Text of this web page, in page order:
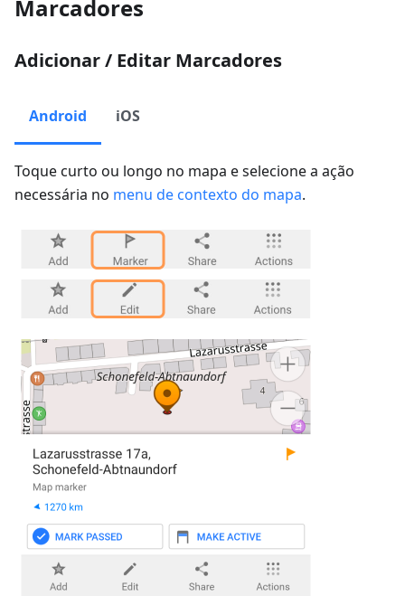
Marcadores
Adicionar / Editar Marcadores
Android iOS
Toque curto ou longo no mapa e selecione a ação
necessária no menu de contexto do mapa.